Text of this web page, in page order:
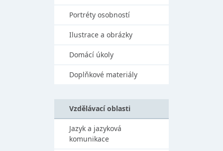
Portréty osobností
Ilustrace a obrázky
Domácí úkoly
Doplňkové materiály
Vzdělávací oblasti
Jazyk a jazyková
komunikace